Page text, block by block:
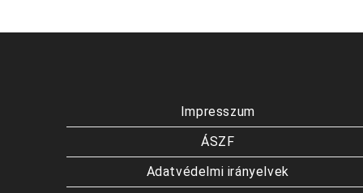
Impresszum
ÁSZF
Adatvédelmi irányelvek